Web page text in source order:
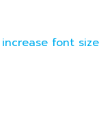
increase font size